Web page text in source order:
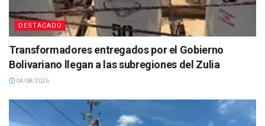
DESTACADO
Transformadores entregados por el Gobierno
Bolivariano llegan a las subregiones del Zulia
04/08/2026